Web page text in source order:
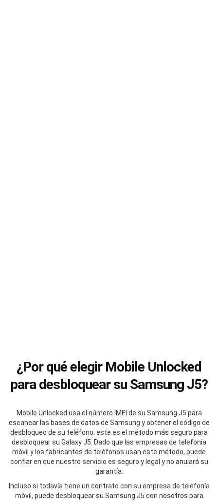
¿Por qué elegir Mobile Unlocked
para desbloquear su Samsung J5?
Mobile Unlocked usa el número IMEI de su Samsung J5 para
escanear las bases de datos de Samsung y obtener el código de
desbloqueo de su teléfono; este es el método más seguro para
desbloquear su Galaxy J5. Dado que las empresas de telefonía
móvil y los fabricantes de teléfonos usan este método, puede
confiar en que nuestro servicio es seguro y legal y no anulará su
garantía.
Incluso si todavía tiene un contrato con su empresa de telefonía
móvil, puede desbloquear su Samsung J5 con nosotros para